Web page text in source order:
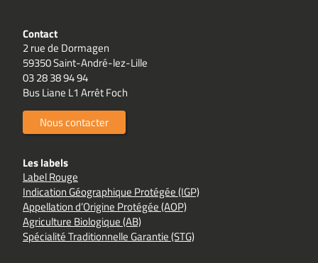
Contact
2 rue de Dormagen
59350 Saint-André-lez-Lille
03 28 38 94 94
Bus Liane L1 Arrêt Foch
Nous contacter
Les labels
Label Rouge
Indication Géographique Protégée (IGP)
Appellation d’Origine Protégée (AOP)
Agriculture Biologique (AB)
Spécialité Traditionnelle Garantie (STG)